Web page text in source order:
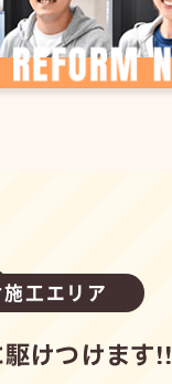
工エリア
けつけます!!